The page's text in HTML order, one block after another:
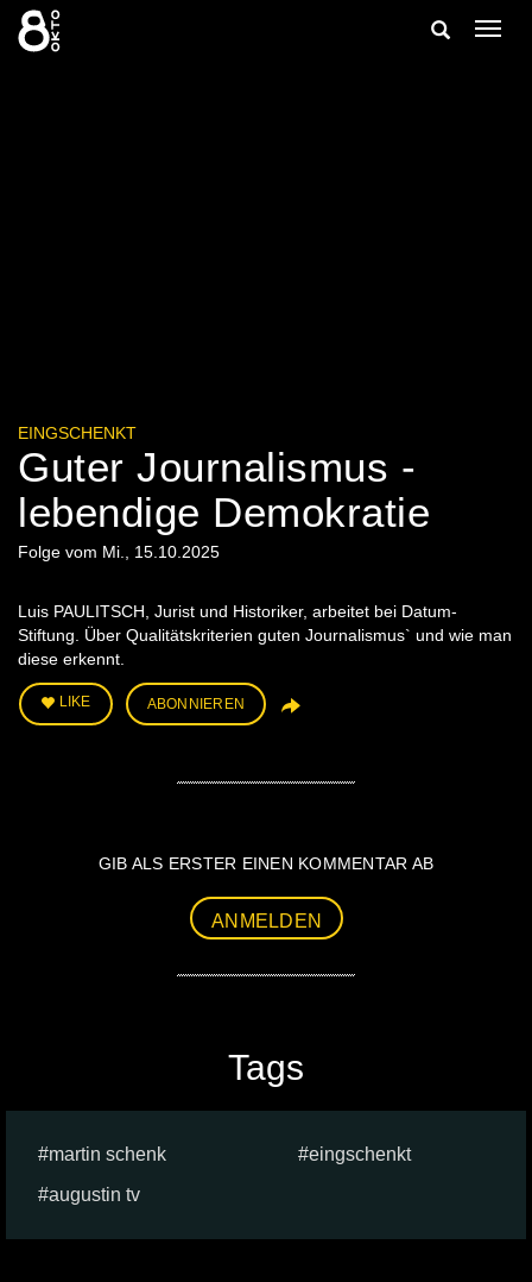
Zum
Inhalt
springen
Suche
EINGSCHENKT
Guter Journalismus -
lebendige Demokratie
Folge vom Mi., 15.10.2025
Luis PAULITSCH, Jurist und Historiker, arbeitet bei Datum-
Stiftung. Über Qualitätskriterien guten Journalismus` und wie man
diese erkennt.
LIKE ABONNIEREN
GIB ALS ERSTER EINEN KOMMENTAR AB
ANMELDEN
Tags
martin schenk
eingschenkt
augustin tv